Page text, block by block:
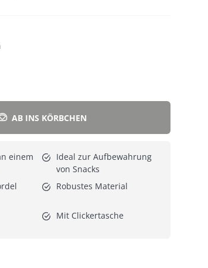
AB INS KÖRBCHEN
einem
Ideal zur Aufbewahrung
von Snacks
Robustes Material
Mit Clickertasche